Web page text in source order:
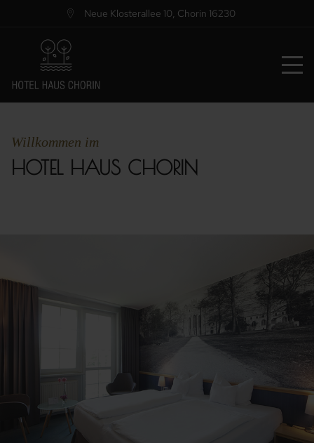
Neue Klosterallee 10, Chorin 16230
Willkommen im
HOTEL HAUS CHORIN